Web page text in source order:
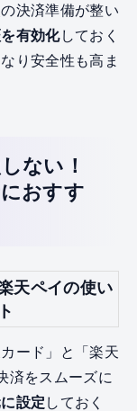
決済準備が整い
有効化しておく
り安全性も高ま
ない！
おすす
天ペイの使い
ード」と「楽天
済をスムーズに
設定 しておく